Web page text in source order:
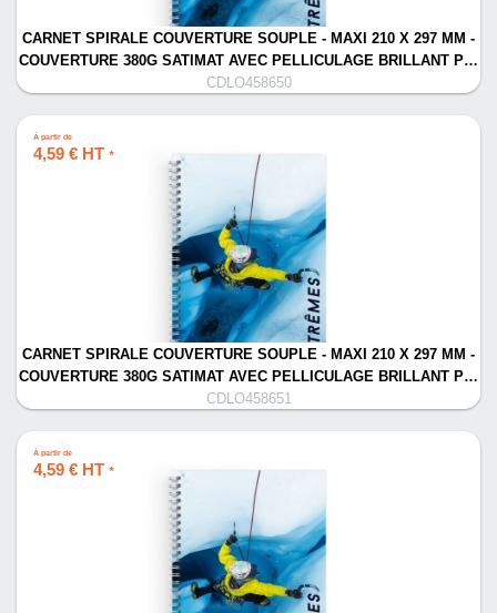
CARNET SPIRALE COUVERTURE SOUPLE - MAXI 210 X 297 MM -
COUVERTURE 380G SATIMAT AVEC PELLICULAGE BRILLANT P…
CDLO458650
À partir de
4,59 € HT *
CARNET SPIRALE COUVERTURE SOUPLE - MAXI 210 X 297 MM -
COUVERTURE 380G SATIMAT AVEC PELLICULAGE BRILLANT P…
CDLO458651
À partir de
4,59 € HT *